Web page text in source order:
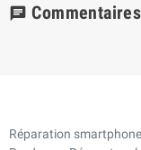
chat Commentaires
Réparation